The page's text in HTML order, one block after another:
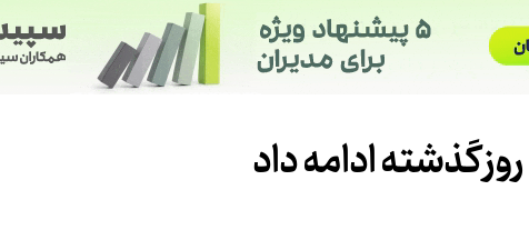
گذشته ادامه داد